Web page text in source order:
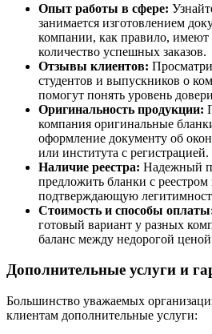
Опыт работы в сфере:
занимается изготовлением
компании, как правило,
количество успешных заказов.
Отзывы клиентов:
студентов и выпускников о
помогут понять уровень
Оригинальность продукции:
компания оригинальные
оформление документу об
или института с регистрацией.
Наличие реестра: Надежный
предложить бланки с
подтверждающую
Стоимость и способы
готовый вариант у разных
баланс между недорогой
Дополнительные услуги и
Большинство уважаемых
клиентам дополнительные услуги: